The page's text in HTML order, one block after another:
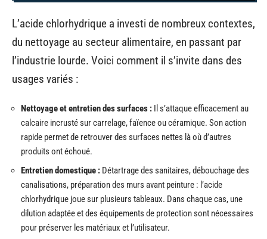
L’acide chlorhydrique a investi de nombreux contextes,
du nettoyage au secteur alimentaire, en passant par
l’industrie lourde. Voici comment il s’invite dans des
usages variés :
Nettoyage et entretien des surfaces : Il s’attaque efficacement au
calcaire incrusté sur carrelage, faïence ou céramique. Son action
rapide permet de retrouver des surfaces nettes là où d’autres
produits ont échoué.
Entretien domestique : Détartrage des sanitaires, débouchage des
canalisations, préparation des murs avant peinture : l’acide
chlorhydrique joue sur plusieurs tableaux. Dans chaque cas, une
dilution adaptée et des équipements de protection sont nécessaires
pour préserver les matériaux et l’utilisateur.